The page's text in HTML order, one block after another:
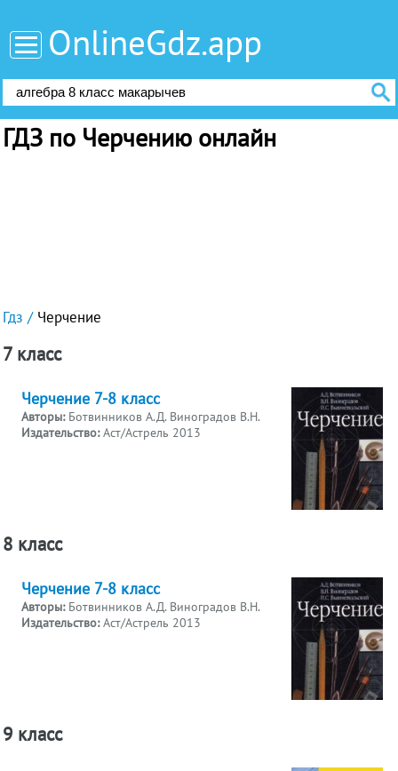
OnlineGdz.app
ГДЗ по Черчению онлайн
Гдз Черчение
7 класс
Черчение 7-8 класс
Авторы: Ботвинников А.Д. Виноградов В.Н.
Издательство:Аст/Астрель 2013
8 класс
Черчение 7-8 класс
Авторы: Ботвинников А.Д. Виноградов В.Н.
Издательство:Аст/Астрель 2013
9 класс